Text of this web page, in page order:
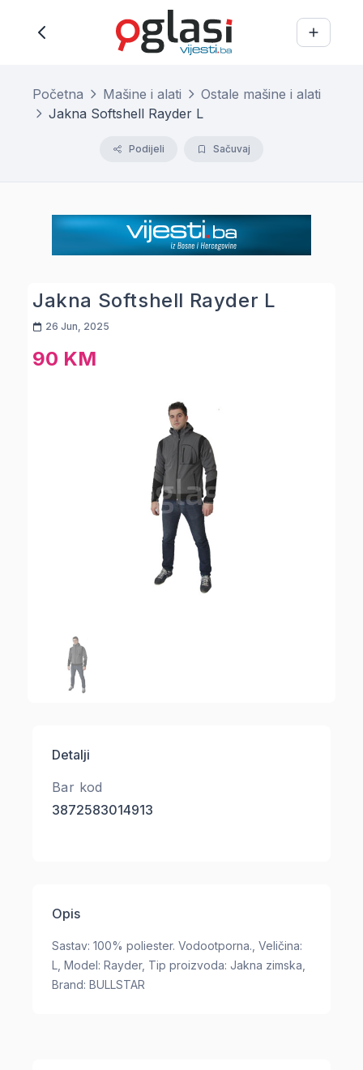
Početna Mašine i alati
Ostale mašine i alati
Jakna Softshell Rayder L
Podijeli Sačuvaj
Jakna Softshell Rayder L
26 Jun, 2025
90 KM
Detalji
Bar kod
3872583014913
Opis
Sastav: 100% poliester. Vodootporna., Veličina:
L, Model: Rayder, Tip proizvoda: Jakna zimska,
Brand: BULLSTAR